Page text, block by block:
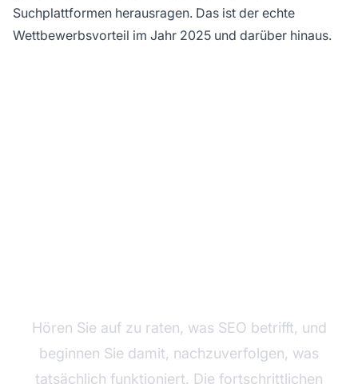
Suchplattformen herausragen. Das ist der echte
Wettbewerbsvorteil im Jahr 2025 und darüber hinaus.
Hören Sie auf zu raten, was SEO betrifft, und
beginnen Sie damit, nachzuverfolgen, was
tatsächlich funktioniert. Die fortschrittlichen